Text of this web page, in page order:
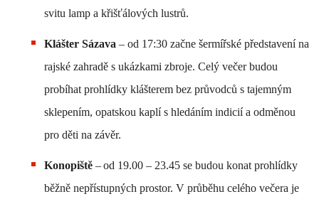
svitu lamp a křišťálových lustrů.
Klášter Sázava – od 17:30 začne šermířské představení na
rajské zahradě s ukázkami zbroje. Celý večer budou
probíhat prohlídky klášterem bez průvodců s tajemným
sklepením, opatskou kaplí s hledáním indicií a odměnou
pro děti na závěr.
Konopiště –od 19.00 – 23.45 se budou konat prohlídky
běžně nepřístupných prostor. V průběhu celého večera je